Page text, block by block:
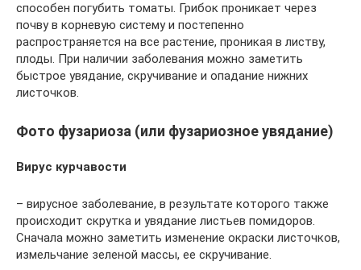
способен погубить томаты. Грибок проникает через
почву в корневую систему и постепенно
распространяется на все растение, проникая в листву,
плоды. При наличии заболевания можно заметить
быстрое увядание, скручивание и опадание нижних
листочков.
Фото фузариоза (или фузариозное увядание)
Вирус курчавости
– вирусное заболевание, в результате которого также
происходит скрутка и увядание листьев помидоров.
Сначала можно заметить изменение окраски листочков,
измельчание зеленой массы, ее скручивание.